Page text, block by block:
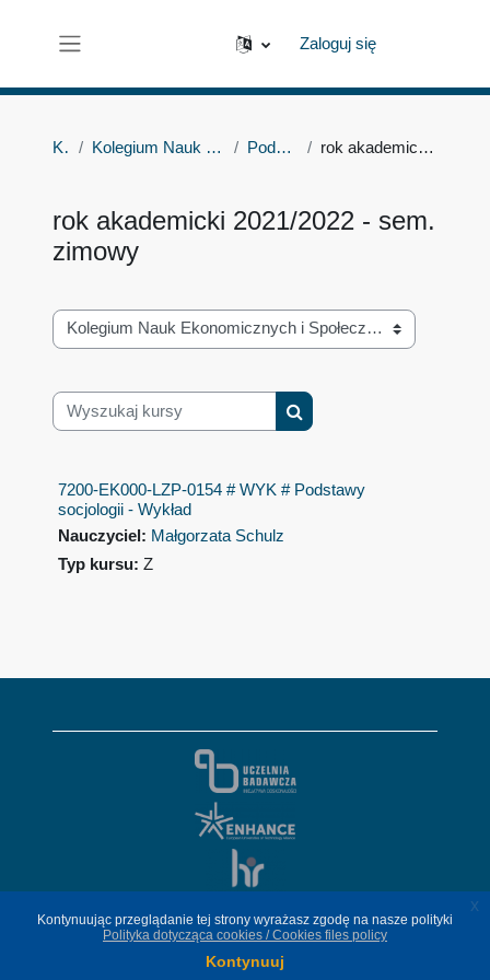
Zaloguj się
Kursy Kolegium Nauk Ekonomicznych i Społecznych Podstawy socjologii rok akademicki 2021/2022 - sem. zimowy
rok akademicki 2021/2022 - sem.
zimowy
Kategorie kursów
Wyszukaj kursy
Wyszukaj kursy
7200-EK000-LZP-0154 # WYK # Podstawy
socjologii - Wykład
Nauczyciel: Małgorzata Schulz
Typ kursu: Z
2026 Politechnika Warszawska
Kontynuując przeglądanie tej strony wyrażasz zgodę na nasze polityki
Polityka dotycząca cookies / Cookies files policy
Kontynuuj
x
Kontynuując przeglądanie tej strony wyrażasz zgodę na nasze polityki
Polityka dotycząca cookies / Cookies files policy
Kontynuuj
x